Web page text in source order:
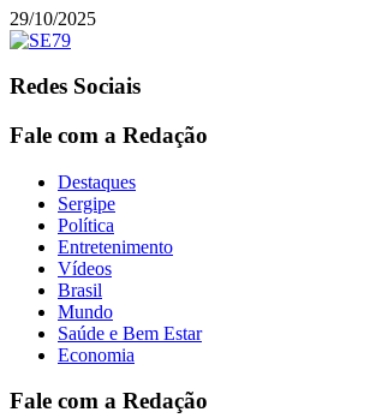
29/10/2025
Redes Sociais
Fale com a Redação
Destaques
Sergipe
Política
Entretenimento
Vídeos
Brasil
Mundo
Saúde e Bem Estar
Economia
Fale com a Redação